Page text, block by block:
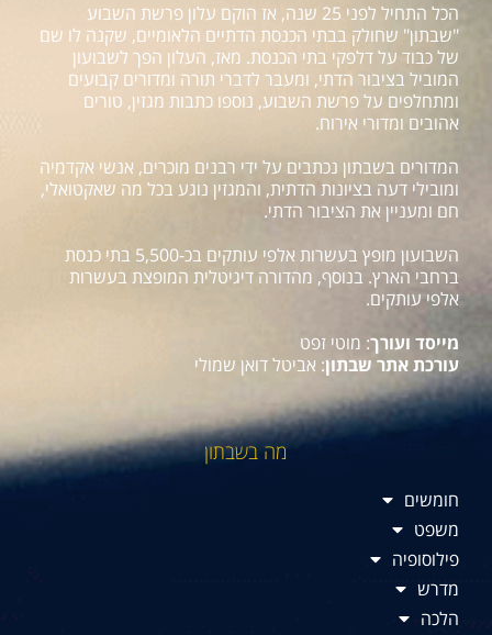
הכל התחיל לפני 25 שנה, אז הוקם עלון פרשת השבוע
"שבתון" שחולק בבתי הכנסת הדתיים הלאומיים, שקנה לו שם
של כבוד על דלפקי בתי הכנסת. מאז, העלון הפך לשבועון
המוביל בציבור הדתי, ומעבר לדברי תורה ומדורים קבועים
ומתחלפים על פרשת השבוע, נוספו כתבות מגזין, טורים
אהובים ומדורי אירוח.
המדורים בשבתון נכתבים על ידי רבנים מוכרים, אנשי אקדמיה
ומובילי דעה בציונות הדתית, והמגזין נוגע בכל מה שאקטואלי,
חם ומעניין את הציבור הדתי.
השבועון מופץ בעשרות אלפי עותקים בכ-5,500 בתי כנסת
ברחבי הארץ. בנוסף, מהדורה דיגיטלית המופצת בעשרות
אלפי עותקים.
מייסד ועורך: מוטי זפט
עורכת אתר שבתון: אביטל דואן שמולי
מה בשבתון
חומשים
משפט
פילוסופיה
מדרש
הלכה